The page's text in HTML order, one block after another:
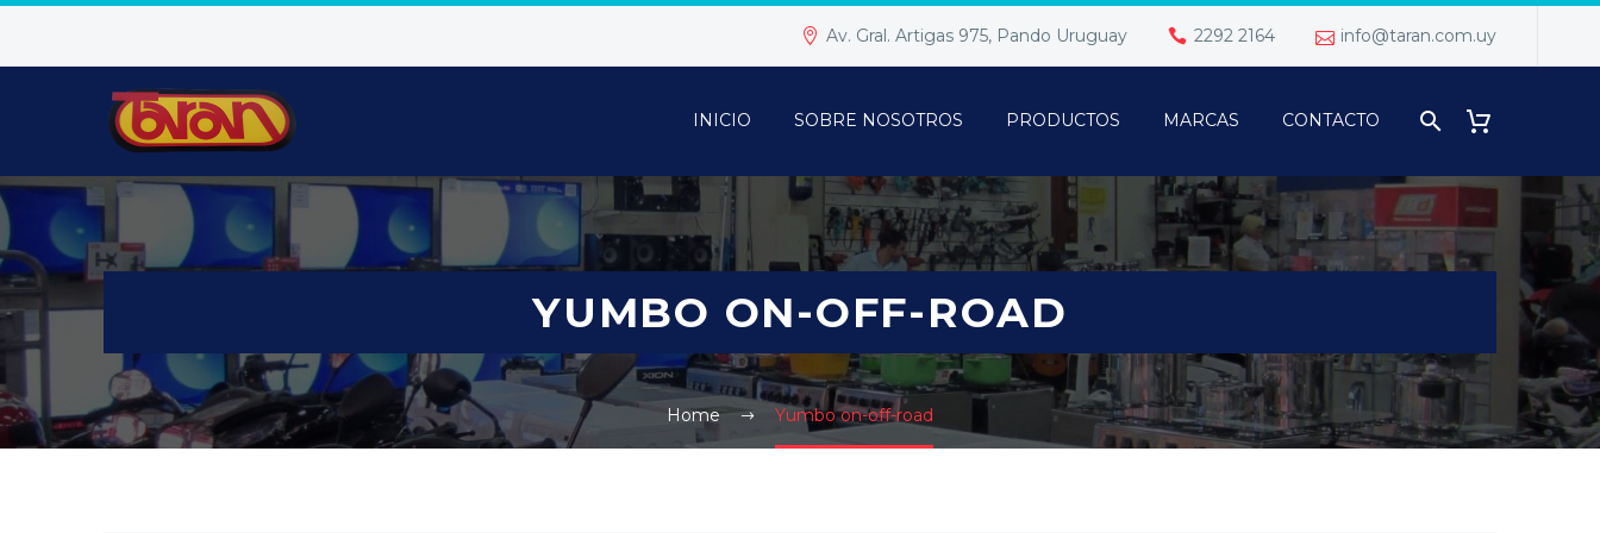
Av. Gral. Artigas 975, Pando Uruguay 2292 2164 info@taran.com.uy
INICIO SOBRE NOSOTROS PRODUCTOS MARCAS CONTACTO
YUMBO ON-OFF-ROAD
Home Yumbo on-off-road